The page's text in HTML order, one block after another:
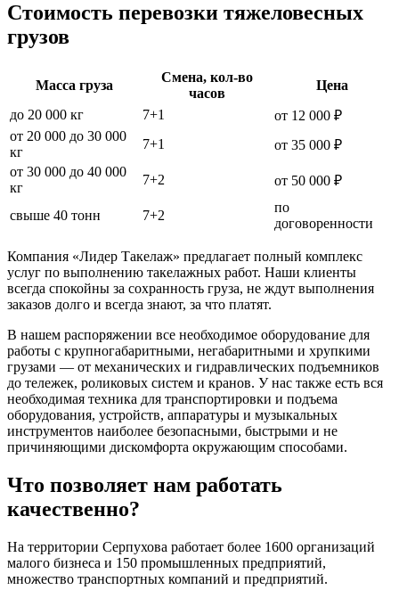
Стоимость перевозки тяжеловесных
грузов
Масса груза
Смена, кол-во
часов
Цена
до 20 000 кг
7+1
от 12 000 ₽
от 20 000 до 30 000
кг
7+1
от 35 000 ₽
от 30 000 до 40 000
кг
7+2 от 50 000 ₽
свыше 40 тонн 7+2
по
договоренности
Компания «Лидер Такелаж» предлагает полный комплекс
услуг по выполнению такелажных работ. Наши клиенты
всегда спокойны за сохранность груза, не ждут выполнения
заказов долго и всегда знают, за что платят.
В нашем распоряжении все необходимое оборудование для
работы с крупногабаритными, негабаритными и хрупкими
грузами — от механических и гидравлических подъемников
до тележек, роликовых систем и кранов. У нас также есть вся
необходимая техника для транспортировки и подъема
оборудования, устройств, аппаратуры и музыкальных
инструментов наиболее безопасными, быстрыми и не
причиняющими дискомфорта окружающим способами.
Что позволяет нам работать
качественно?
На территории Серпухова работает более 1600 организаций
малого бизнеса и 150 промышленных предприятий,
множество транспортных компаний и предприятий.